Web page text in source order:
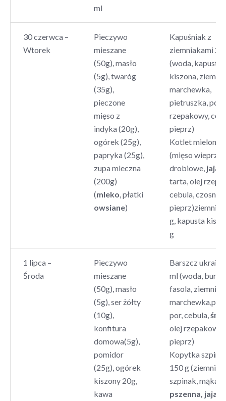
ml
30 czerwca –
Wtorek
Pieczywo
mieszane
(50g), masło
(5g), twaróg
(35g),
pieczone
mięso z
indyka (20g),
ogórek (25g),
papryka (25g),
zupa mleczna
(200g)
(mleko, płatki
owsiane)
Kapuśniak z
ziemniakami
(woda, kapusta
kiszona,
marchewka,
pietruszka, por,
rzepakowy,
pieprz)
Kotlet mielony
(mięso
drobiowe, jaja
tarta, olej
cebula,
g, kapusta
g
1 lipca –
Środa
Pieczywo
mieszane
(50g), masło
(5g), ser żółty
(10g),
konfitura
domowa(5g),
pomidor
(25g), ogórek
kiszony 20g,
kawa
Barszcz
ml (woda,
fasola,
por, cebula,
olej rzepakowy,
pieprz)
Kopytka
150 g
szpinak, mąka
pszenna, jaja